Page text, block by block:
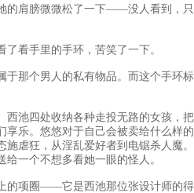
的肩膀微微松了一下——没人看到，
看手里的手环，苦笑了一下。
那个男人的私有物品。而这个手环
池四处收纳各种走投无路的女孩，把
享乐。悠悠对于自己会被卖给什么样
施虐狂，从淫乱爱好者到电锯杀人魔
一个不想多看她一眼的怪人。
项圈——它是西池那位张设计师的得